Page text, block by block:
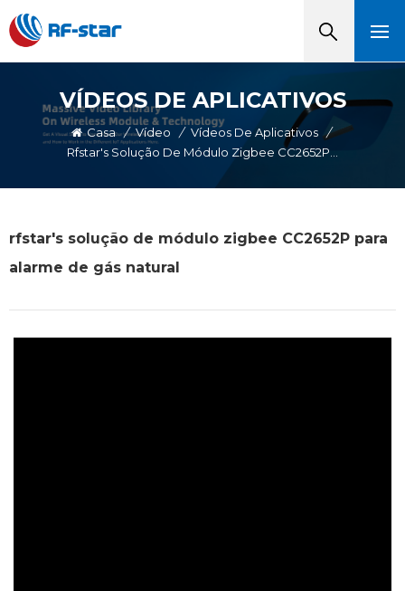
VÍDEOS DE APLICATIVOS
Casa / Vídeo / Vídeos De Aplicativos /
rfstar's solução de módulo zigbee CC2652P para
alarme de gás natural